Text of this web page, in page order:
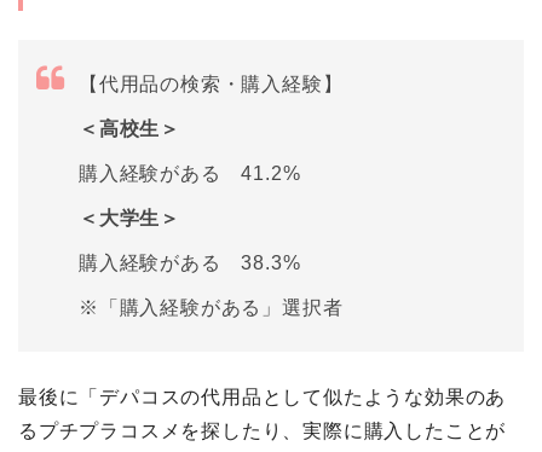
【代用品の検索・購入経験】
＜高校生＞
購入経験がある 41.2%
＜大学生＞
購入経験がある 38.3%
※「購入経験がある」選択者
最後に「デパコスの代用品として似たような効果のあ
るプチプラコスメを探したり、実際に購入したことが